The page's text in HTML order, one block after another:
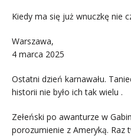
Kiedy ma się już wnuczkę nie
Warszawa,
4 marca 2025
Ostatni dzień karnawału.
historii nie było ich tak wielu .
Zełeński po awanturze w
porozumienie z Ameryką.